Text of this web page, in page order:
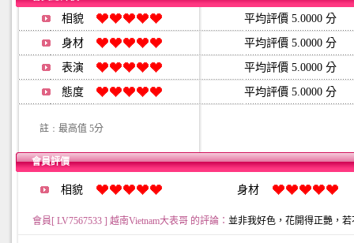
相貌 平均評價 5.0000 分
身材 平均評價 5.0000 分
表演 平均評價 5.0000 分
態度 平均評價 5.0000 分
註﹕最高值 5分
會員評價
相貌 身材
會員[ LV7567533 ] 越南Vietnam大表哥 的評論： 並非我好色，花開得正艷，若